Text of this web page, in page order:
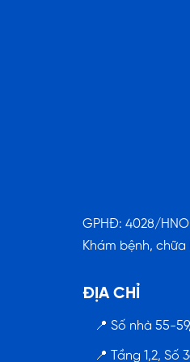
GPHĐ: 4028/
Khám bệnh,
ĐỊA CHỈ
📍 Số nhà 55-
📍 Tầng 1,2, Số